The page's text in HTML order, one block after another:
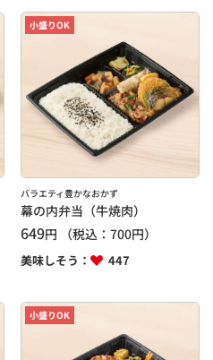
小盛りOK
バラエティ豊かなおかず
幕の内弁当（牛焼肉）
649円 （税込：700円）
美味しそう： 447
小盛りOK